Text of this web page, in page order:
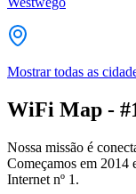
Mostrar todas as
WiFi Map -
Nossa missão é
Começamos em 2014
Internet nº 1.